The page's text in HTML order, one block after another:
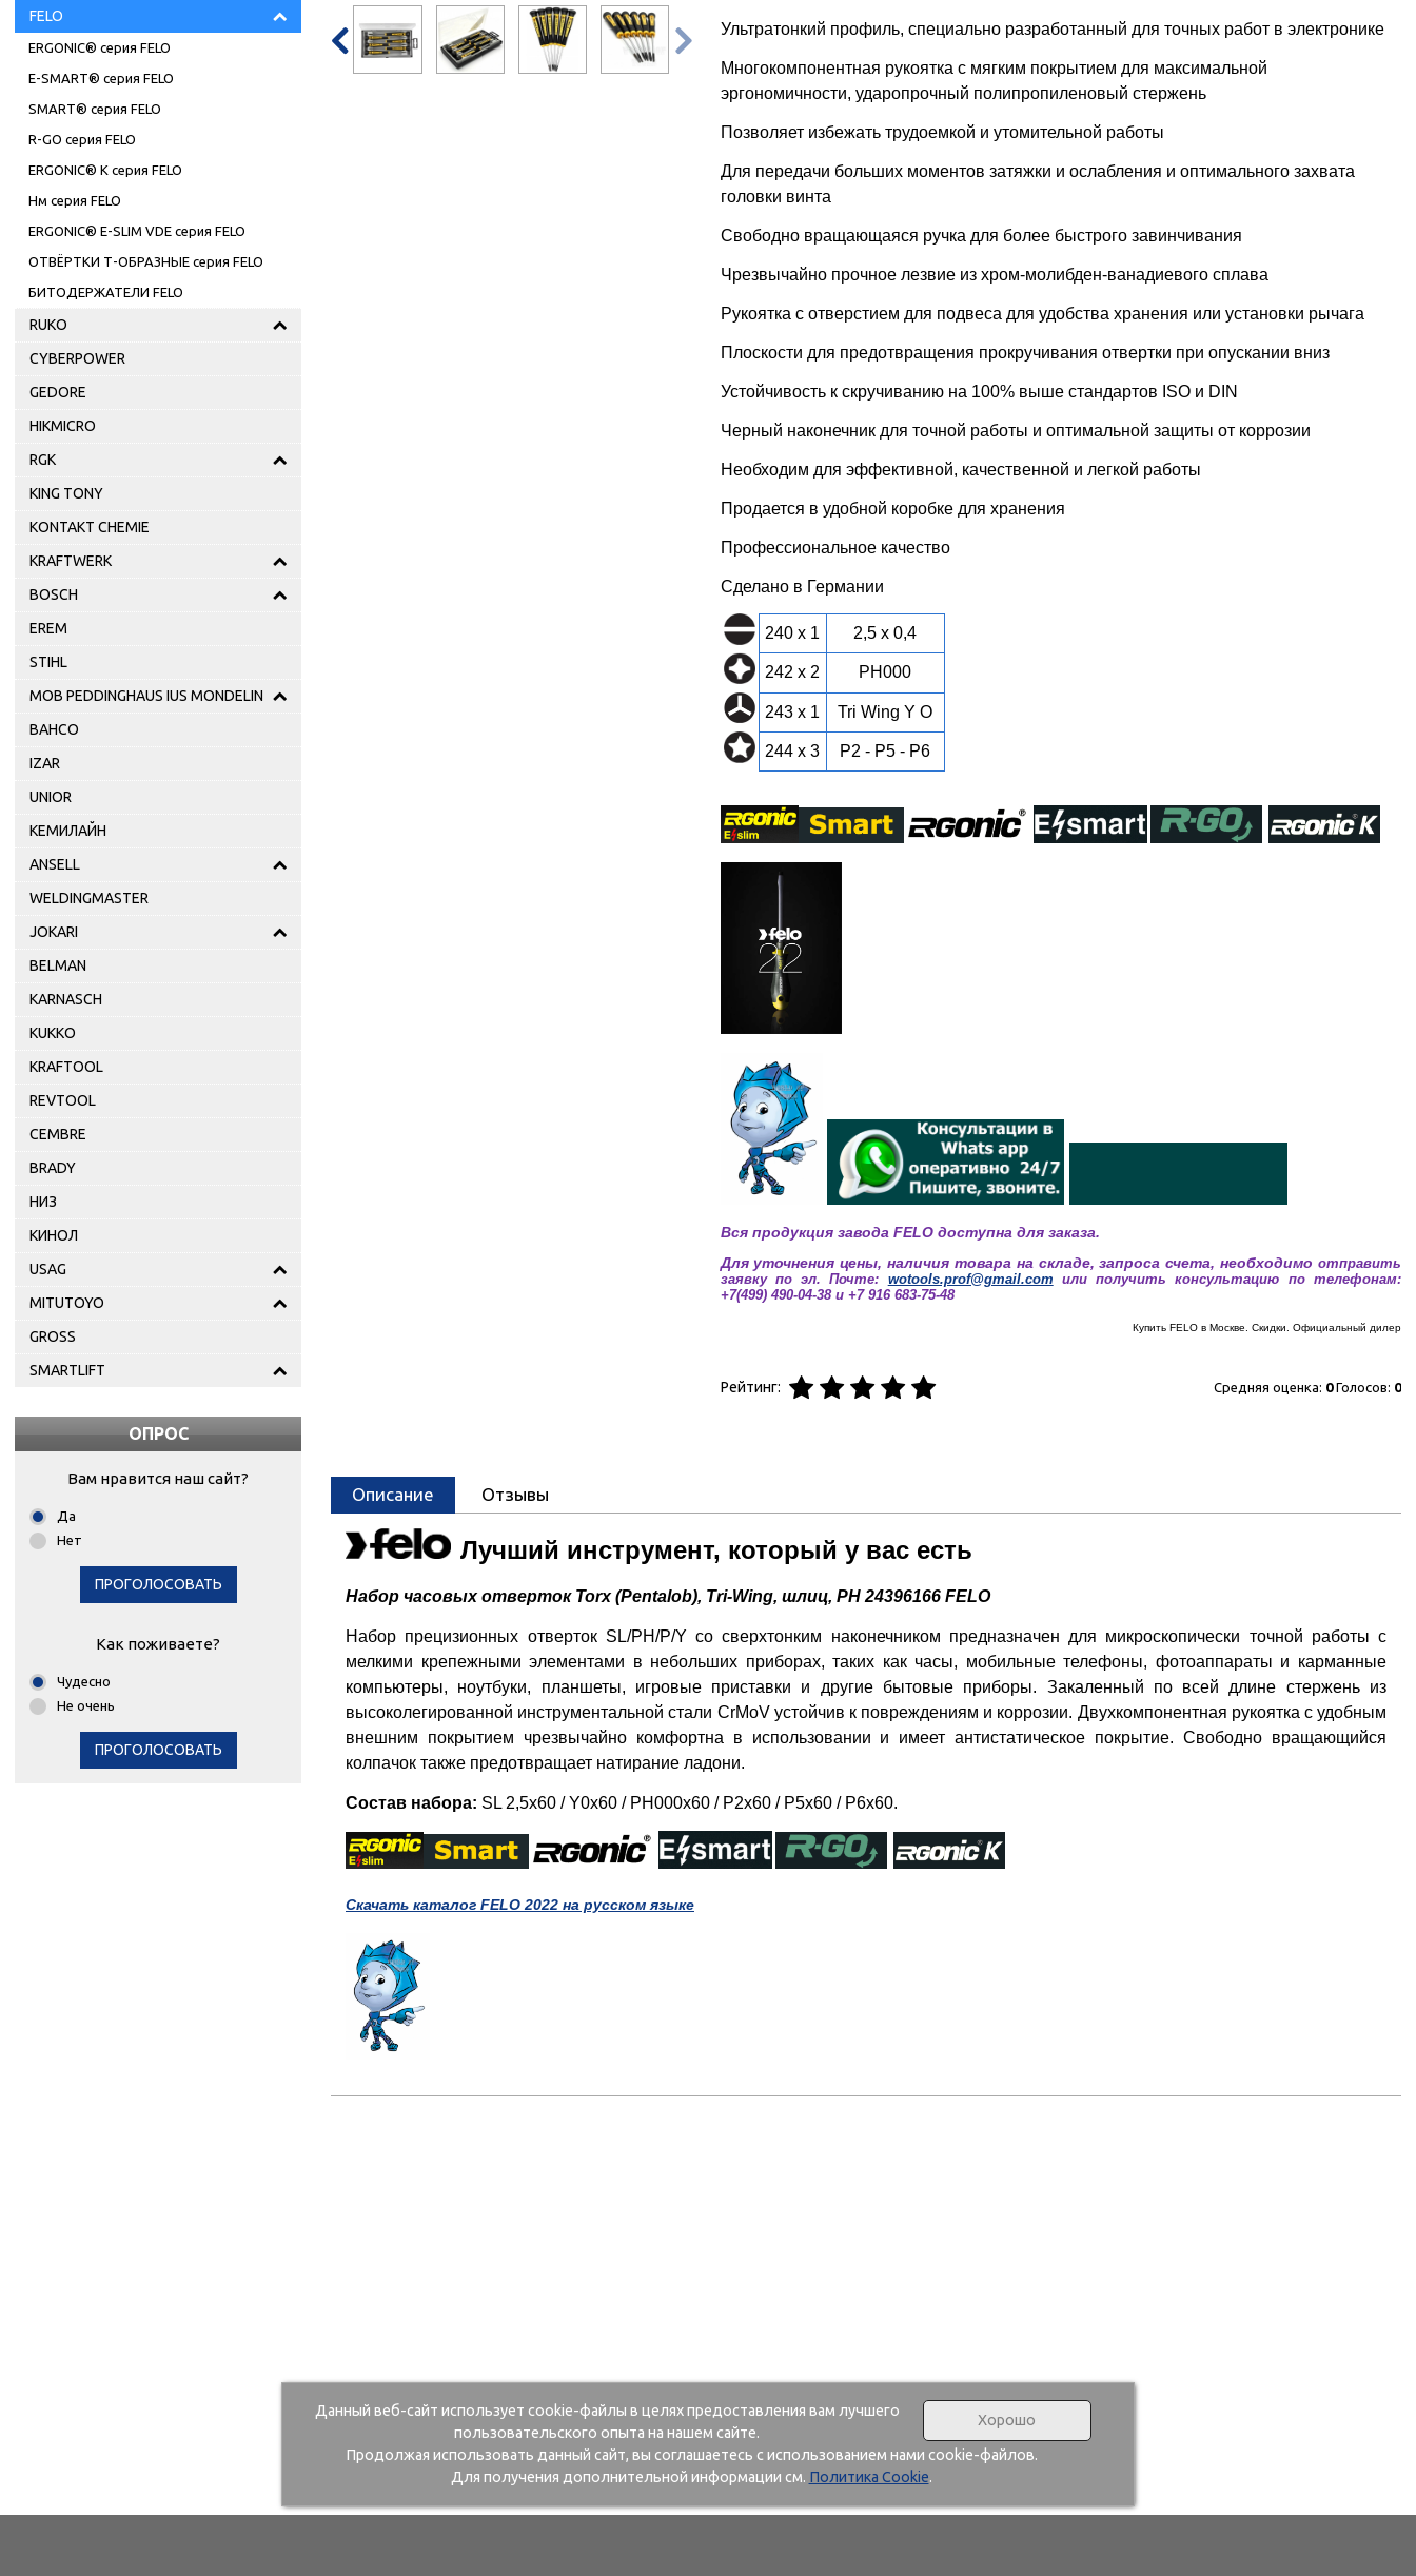
FELO
ERGONIC® серия FELO
E-SMART® серия FELO
SMART® серия FELO
R-GO серия FELO
ERGONIC® K серия FELO
Нм серия FELO
ERGONIC® E-SLIM VDE серия FELO
ОТВЁРТКИ Т-ОБРАЗНЫЕ серия FELO
БИТОДЕРЖАТЕЛИ FELO
RUKO
CYBERPOWER
GEDORE
HIKMICRO
RGK
KING TONY
KONTAKT CHEMIE
KRAFTWERK
BOSCH
EREM
STIHL
MOB PEDDINGHAUS IUS MONDELIN
BAHCO
IZAR
UNIOR
КЕМИЛАЙН
ANSELL
WELDINGMASTER
JOKARI
BELMAN
KARNASCH
KUKKO
KRAFTOOL
REVTOOL
CEMBRE
BRADY
НИЗ
КИНОЛ
USAG
MITUTOYO
GROSS
SMARTLIFT
ОПРОС
Вам нравится наш сайт?
Да
Нет
ПРОГОЛОСОВАТЬ
Как поживаете?
Чудесно
Не очень
ПРОГОЛОСОВАТЬ
  Ультратонкий профиль, специально разработанный для точных работ в электронике
Многокомпонентная рукоятка с мягким покрытием для максимальной
эргономичности, ударопрочный полипропиленовый стержень
Позволяет избежать трудоемкой и утомительной работы
Для передачи больших моментов затяжки и ослабления и оптимального захвата
головки винта
Свободно вращающаяся ручка для более быстрого завинчивания
Чрезвычайно прочное лезвие из хром-молибден-ванадиевого сплава
Рукоятка с отверстием для подвеса для удобства хранения или установки рычага
Плоскости для предотвращения прокручивания отвертки при опускании вниз
Устойчивость к скручиванию на 100% выше стандартов ISO и DIN
Черный наконечник для точной работы и оптимальной защиты от коррозии
Необходим для эффективной, качественной и легкой работы
Продается в удобной коробке для хранения
Профессиональное качество
Сделано в Германии
240 x 1 2,5 x 0,4
242 x 2 PH000
243 x 1 Tri Wing Y O
244 x 3 P2 - P5 - P6
Вся продукция завода FELO доступна для заказа.
Для уточнения цены, наличия товара на складе, запроса счета, необходимо отправить
заявку по эл. Почте: wotools.prof@gmail.com или получить консультацию по телефонам:
+7(499) 490-04-38 и +7 916 683-75-48
Купить FELO в Москве. Скидки. Официальный дилер
Рейтинг: Средняя оценка: 0Голосов: 0
Описание Отзывы
Лучший инструмент, который у вас есть
Набор часовых отверток Torx (Pentalob), Tri-Wing, шлиц, PH 24396166 FELO
Набор прецизионных отверток SL/PH/P/Y со сверхтонким наконечником предназначен для микроскопически точной работы с
мелкими крепежными элементами в небольших приборах, таких как часы, мобильные телефоны, фотоаппараты и карманные
компьютеры, ноутбуки, планшеты, игровые приставки и другие бытовые приборы. Закаленный по всей длине стержень из
высоколегированной инструментальной стали CrMoV устойчив к повреждениям и коррозии. Двухкомпонентная рукоятка с удобным
внешним покрытием чрезвычайно комфортна в использовании и имеет антистатическое покрытие. Свободно вращающийся
колпачок также предотвращает натирание ладони.
Состав набора: SL 2,5x60 / Y0x60 / PH000x60 / P2x60 / P5x60 / P6x60.
Скачать каталог FELO 2022 на русском языке
Хорошо
Данный веб-сайт использует cookie-файлы в целях предоставления вам лучшего
пользовательского опыта на нашем сайте.
Продолжая использовать данный сайт, вы соглашаетесь с использованием нами cookie-файлов.
Для получения дополнительной информации см. Политика Cookie.